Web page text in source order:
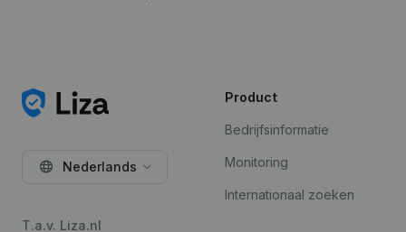
Nederlands
T.a.v. Liza.nl
Product
Bedrijfsinformatie
Monitoring
Internationaal zoeken